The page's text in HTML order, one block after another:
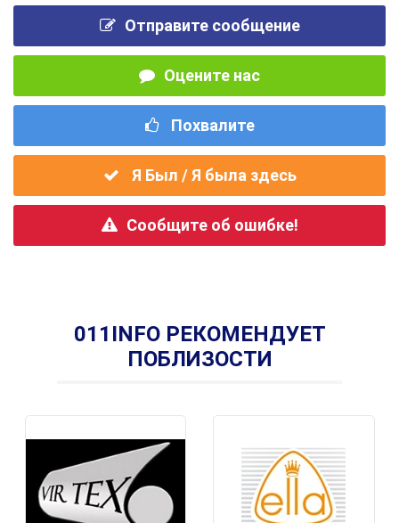
Отправите сообщение
Оцените нас
Похвалите
Я Был / Я была здесь
Сообщите об ошибке!
011INFO РЕКОМЕНДУЕТ
ПОБЛИЗОСТИ